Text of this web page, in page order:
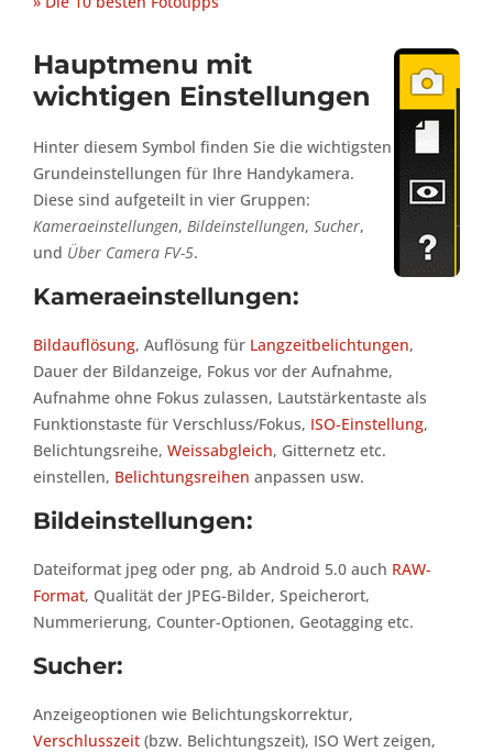
Hauptmenu mit
wichtigen Einstellungen
Hinter diesem Symbol finden Sie die wichtigsten
Grundeinstellungen für Ihre Handykamera.
Diese sind aufgeteilt in vier Gruppen:
Kameraeinstellungen, Bildeinstellungen, Sucher,
und Über Camera FV-5.
Kameraeinstellungen:
Bildauflösung, Auflösung für Langzeitbelichtungen,
Dauer der Bildanzeige, Fokus vor der Aufnahme,
Aufnahme ohne Fokus zulassen, Lautstärkentaste als
Funktionstaste für Verschluss/Fokus, ISO-Einstellung,
Belichtungsreihe, Weissabgleich, Gitternetz etc.
einstellen, Belichtungsreihen anpassen usw.
Bildeinstellungen:
Dateiformat jpeg oder png, ab Android 5.0 auch RAW-
Format, Qualität der JPEG-Bilder, Speicherort,
Nummerierung, Counter-Optionen, Geotagging etc.
Sucher:
Anzeigeoptionen wie Belichtungskorrektur,
Verschlusszeit (bzw. Belichtungszeit), ISO Wert zeigen,